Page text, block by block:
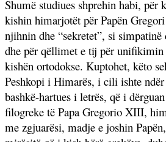
Shumë studiues shprehin habi, për
kishin himarjotët për Papën
njihnin dhe “sekretet”, si
dhe për qëllimet e tij për
kishën ortodokse. Kuptohet, këto
Peshkopi i Himarës, i cili ishte
bashkë-hartues i letrës, që i
filogreke të Papa Gregorio XIII,
me zgjuarësi, madje e joshin